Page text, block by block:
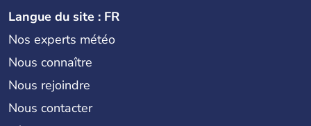
Langue du site : FR
Nos experts météo
Nous connaître
Nous rejoindre
Nous contacter